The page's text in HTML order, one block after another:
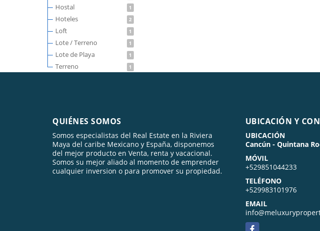
Hostal 1
Hoteles 2
Loft 1
Lote / Terreno 1
Lote de Playa 1
Terreno 1
QUIÉNES SOMOS
Somos especialistas del Real Estate en la Riviera
Maya del caribe Mexicano y España, disponemos
del mejor producto en Venta, renta y vacacional.
Somos su mejor aliado al momento de emprender
cualquier inversion o para promover su propiedad.
UBICACIÓN Y
UBICACIÓN
Cancún - Quintana
MÓVIL
+529851044233
TELÉFONO
+529983101976
EMAIL
Facebook